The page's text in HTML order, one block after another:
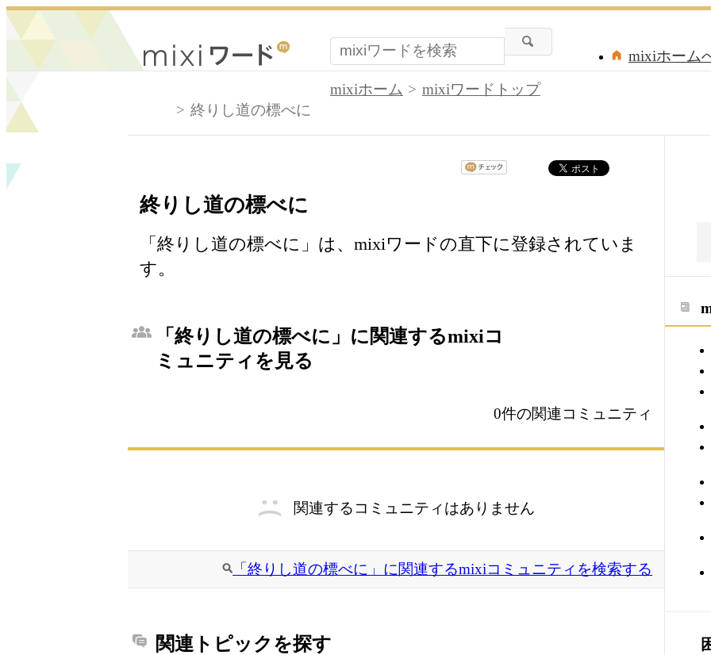
mixiホーム
mixiホーム
mixiワードトップ
終りし道の標べに
終りし道の標べに
「終りし道の標べに」は、mixiワードの直下に登録されていま
す。
「終りし道の標べに」に関連するmixiコ
ミュニティを見る
0件の関連コミュニティ
関連するコミュニティはありません
「終りし道の標べに」に関連するmixiコミュニティを検索する
関連トピックを探す